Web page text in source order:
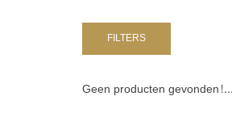
FILTERS
Geen producten gevonden!...